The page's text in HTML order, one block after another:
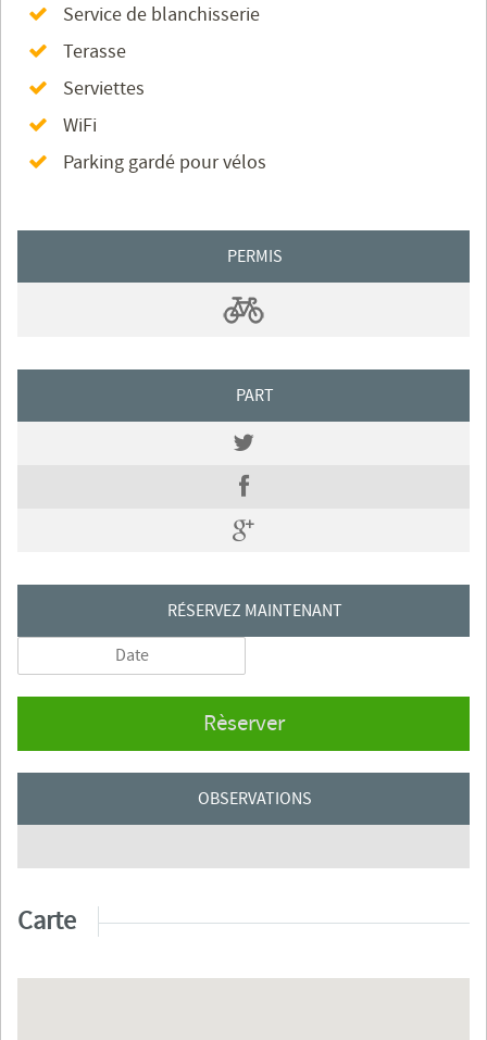
Service de blanchisserie
Terasse
Serviettes
WiFi
Parking gardé pour vélos
PERMIS
PART
RÉSERVEZ MAINTENANT
Rèserver
OBSERVATIONS
Carte